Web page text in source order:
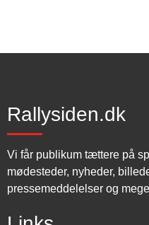
Rallysiden.dk
Vi får publikum tættere på
mødesteder, nyheder,
pressemeddelelser og